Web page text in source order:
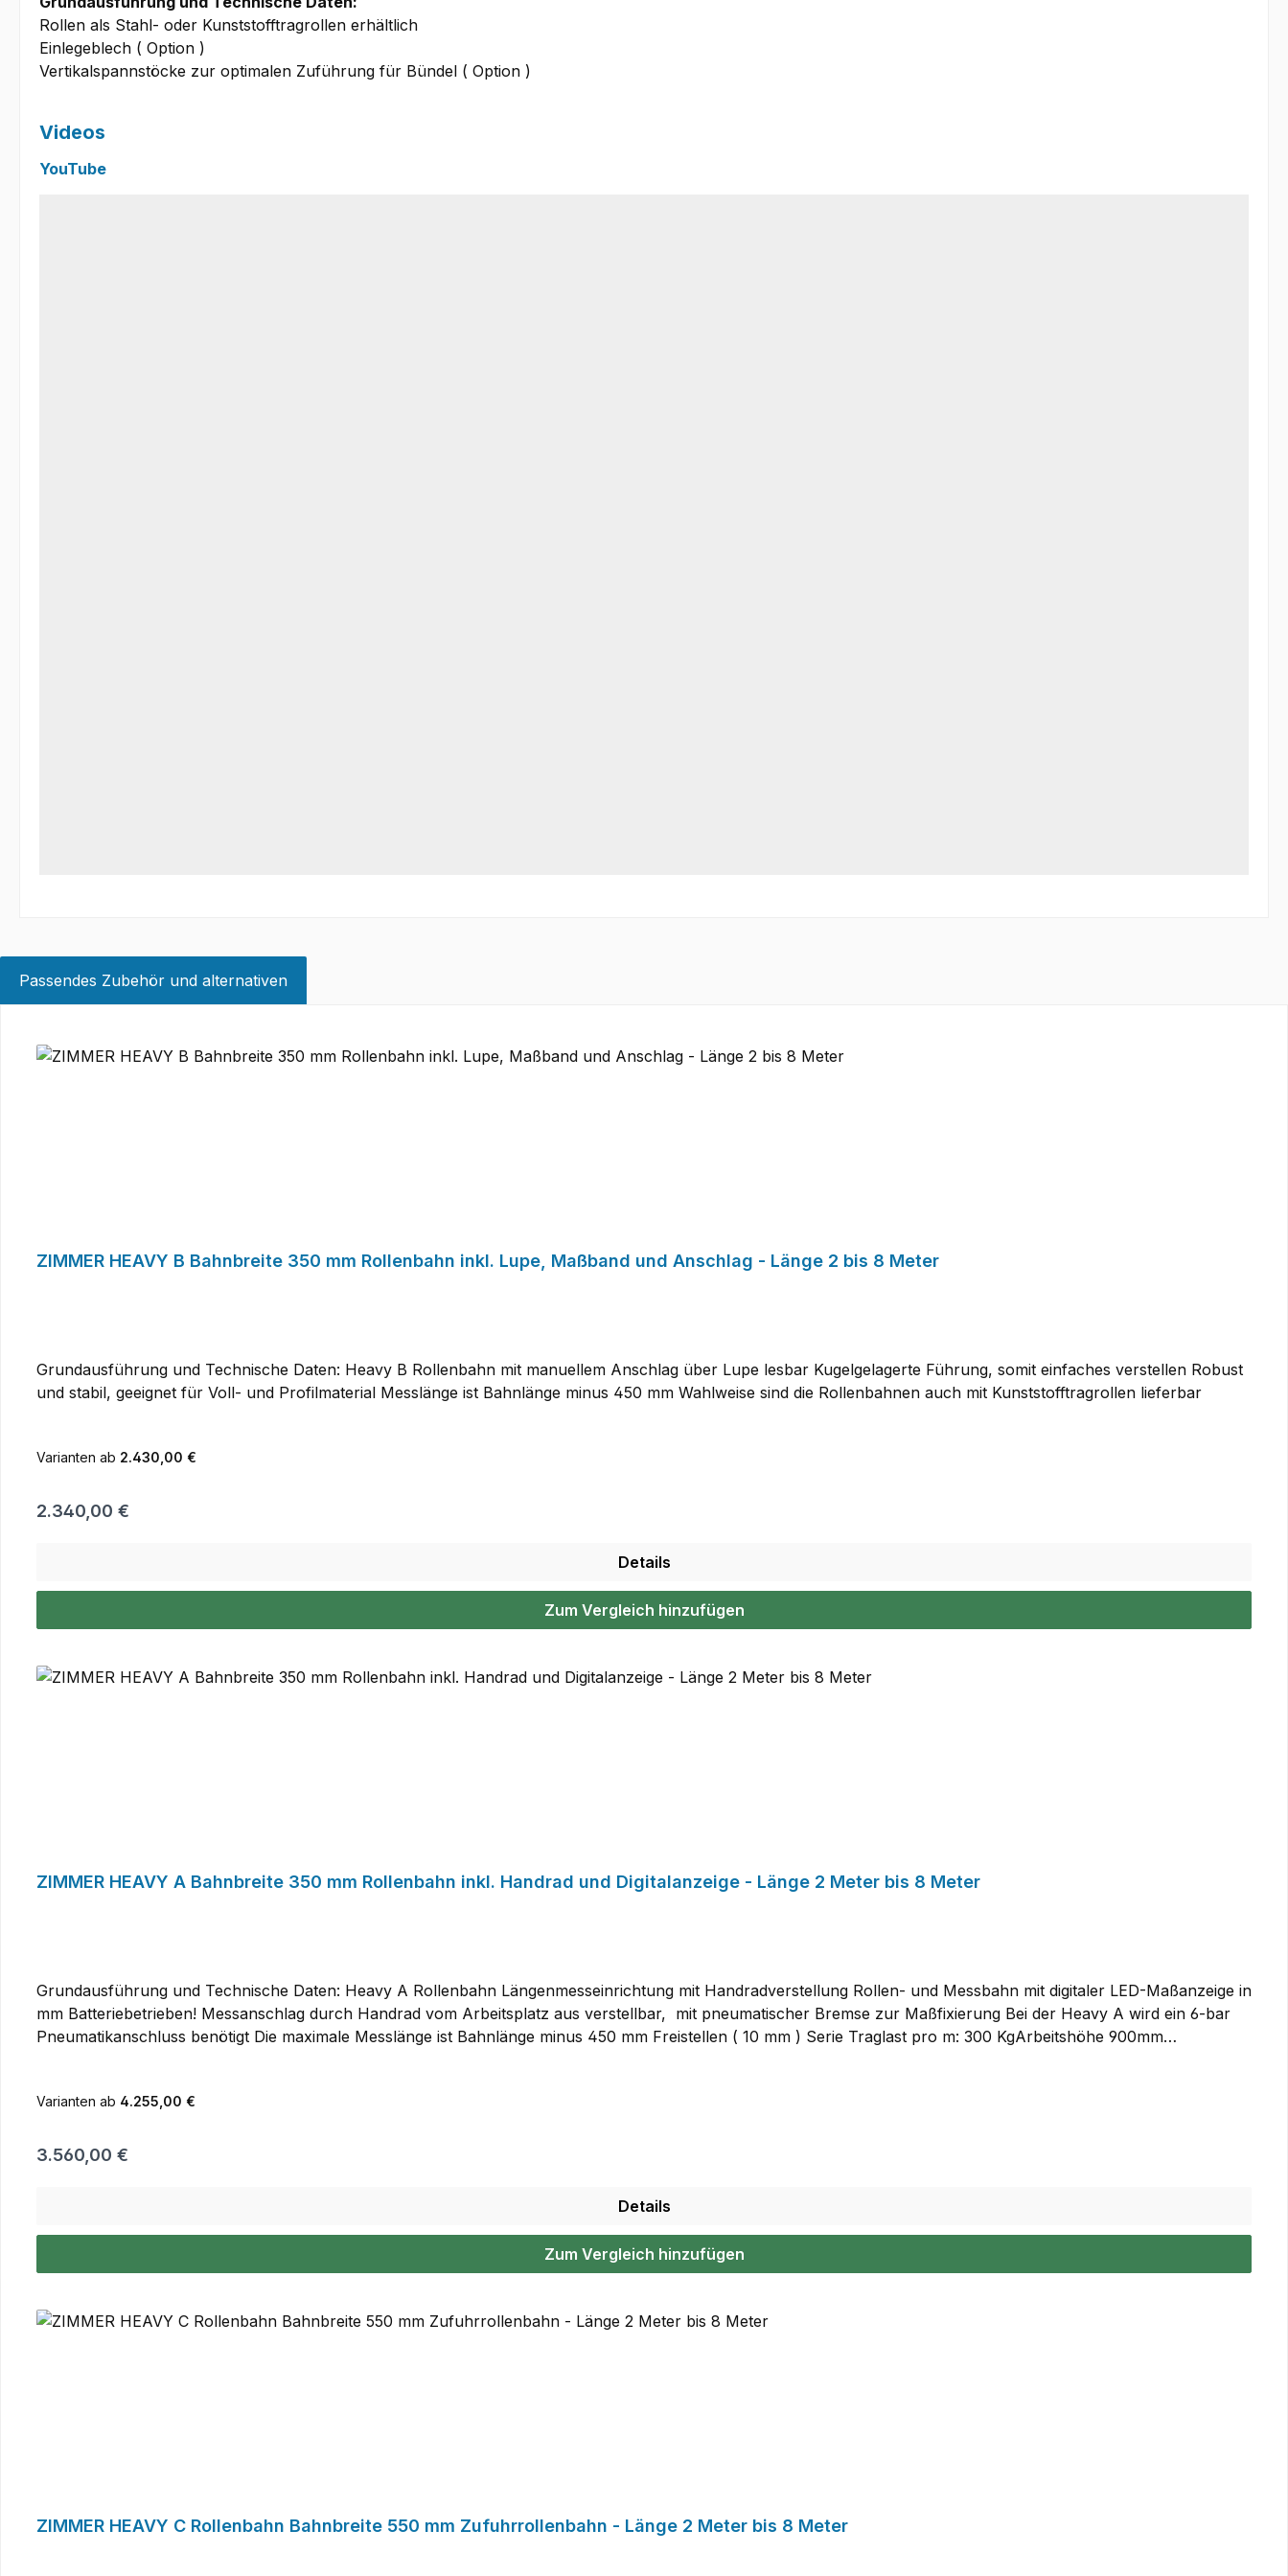
Rollen als Stahl- oder Kunststofftragrollen erhältlich
Einlegeblech ( Option )
Vertikalspannstöcke zur optimalen Zuführung für Bündel ( Option )
Videos
YouTube
Passendes Zubehör und alternativen
ZIMMER HEAVY B Bahnbreite 350 mm Rollenbahn inkl. Lupe, Maßband und Anschlag - Länge 2 bis 8 Meter
Grundausführung und Technische Daten: Heavy B Rollenbahn mit manuellem Anschlag über Lupe lesbar Kugelgelagerte Führung, somit einfaches verstellen Robust
und stabil, geeignet für Voll- und Profilmaterial Messlänge ist Bahnlänge minus 450 mm Wahlweise sind die Rollenbahnen auch mit Kunststofftragrollen lieferbar
Varianten ab 2.430,00 €
Regulärer Preis:
2.340,00 €
Details
Zum Vergleich hinzufügen
ZIMMER HEAVY A Bahnbreite 350 mm Rollenbahn inkl. Handrad und Digitalanzeige - Länge 2 Meter bis 8 Meter
Grundausführung und Technische Daten: Heavy A Rollenbahn Längenmesseinrichtung mit Handradverstellung Rollen- und Messbahn mit digitaler LED-Maßanzeige in
mm Batteriebetrieben! Messanschlag durch Handrad vom Arbeitsplatz aus verstellbar, mit pneumatischer Bremse zur Maßfixierung Bei der Heavy A wird ein 6-bar
Pneumatikanschluss benötigt Die maximale Messlänge ist Bahnlänge minus 450 mm Freistellen ( 10 mm ) Serie Traglast pro m: 300 KgArbeitshöhe 900mm
Varianten ab 4.255,00 €
Regulärer Preis:
3.560,00 €
Details
Zum Vergleich hinzufügen
ZIMMER HEAVY C Rollenbahn Bahnbreite 550 mm Zufuhrrollenbahn - Länge 2 Meter bis 8 Meter